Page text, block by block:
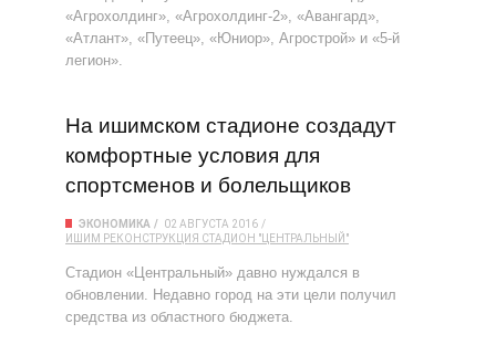
«Агрохол­динг», «Агрохолдинг-2», «Авангард»,
«Атлант», «Путеец», «Юниор», Агрострой» и «5-й
легион».
На ишимском стадионе создадут
комфортные условия для
спортсменов и болельщиков
ЭКОНОМИКА
02 АВГУСТА 2016
ИШИМ РЕКОНСТРУКЦИЯ СТАДИОН "ЦЕНТРАЛЬНЫЙ"
Стадион «Центральный» давно нуждался в
обновлении. Недавно город на эти цели получил
средства из областного бюджета.